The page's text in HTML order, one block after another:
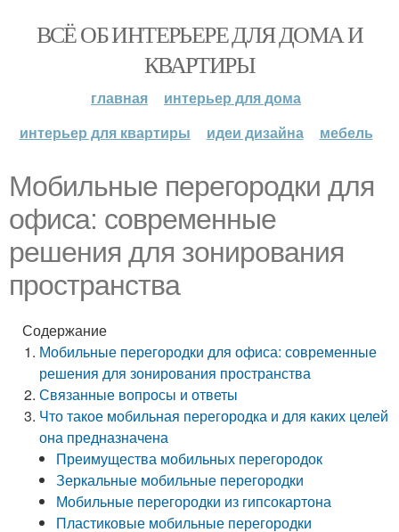
ВСЁ ОБ ИНТЕРЬЕРЕ ДЛЯ ДОМА И
КВАРТИРЫ
главная
интерьер для дома
интерьер для квартиры
идеи дизайна мебель
Мобильные перегородки для
офиса: современные
решения для зонирования
пространства
Содержание
Мобильные перегородки для офиса: современные
решения для зонирования пространства
Связанные вопросы и ответы
Что такое мобильная перегородка и для каких целей
она предназначена
Преимущества мобильных перегородок
Зеркальные мобильные перегородки
Мобильные перегородки из гипсокартона
Пластиковые мобильные перегородки